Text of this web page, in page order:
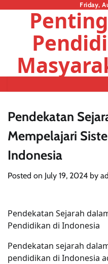
Friday,
Pendekatan
Mempelajari
Indonesia
Posted on July 19, 2024 by
Pendekatan Sejarah
Pendidikan di Indonesia
Pendekatan sejarah
pendidikan di Indonesia